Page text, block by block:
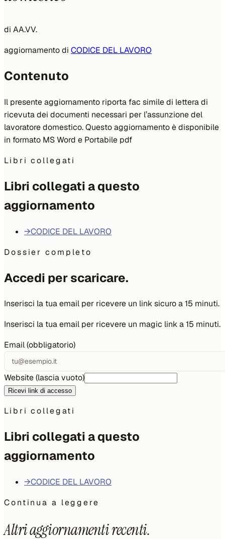
di AA.VV.
aggiornamento di CODICE DEL LAVORO
Contenuto
Il presente aggiornamento riporta fac simile di lettera di
ricevuta dei documenti necessari per l’assunzione del
lavoratore domestico. Questo aggiornamento è disponibile
in formato MS Word e Portabile pdf
Libri collegati
Libri collegati a questo
aggiornamento
→CODICE DEL LAVORO
Dossier completo
Accedi per scaricare.
Inserisci la tua email per ricevere un link sicuro a 15 minuti.
Inserisci la tua email per ricevere un magic link a 15 minuti.
Email (obbligatorio)
Website (lascia vuoto)
Ricevi link di accesso
Libri collegati
Libri collegati a questo
aggiornamento
→CODICE DEL LAVORO
Continua a leggere
Altri aggiornamenti recenti.